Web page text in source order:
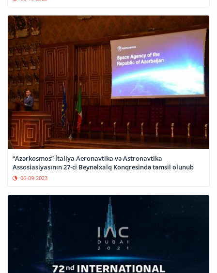
“Azərkosmos” İtaliya Aeronavtika və Astronavtika
Assosiasiyasının 27-ci Beynəlxalq Konqresində təmsil olunub
06-09-2023